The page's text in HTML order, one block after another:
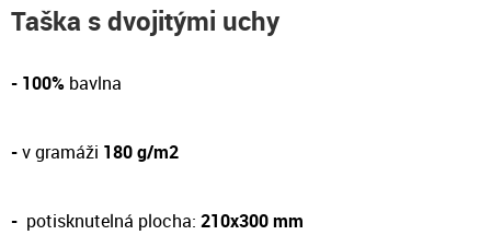
Taška s dvojitými uchy
- 100% bavlna
-v gramáži 180 g/m2
- potisknutelná plocha: 210x300 mm